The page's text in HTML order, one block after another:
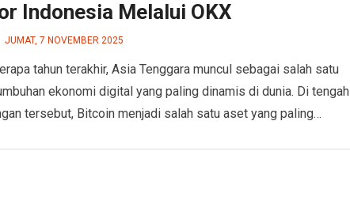
Indonesia Melalui OKX
JUMAT, 7 NOVEMBER 2025
tahun terakhir, Asia Tenggara muncul sebagai salah satu
ekonomi digital yang paling dinamis di dunia. Di tengah
tersebut, Bitcoin menjadi salah satu aset yang paling…